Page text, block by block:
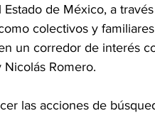
de México, a
colectivos y
un corredor de interés
Romero.
las acciones de